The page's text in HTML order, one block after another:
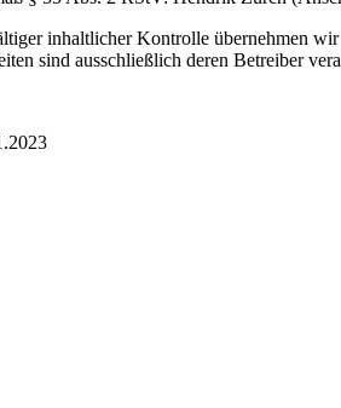
inhaltlicher Kontrolle übernehmen
sind ausschließlich deren Betreiber